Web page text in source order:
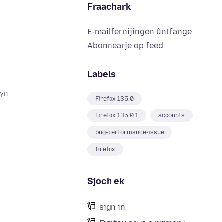
Fraachark
E-mailfernijingen ûntfange
Abonnearje op feed
Labels
Firefox 135.0
Firefox 135.0.1 accounts
bug-performance-issue
firefox
Sjoch ek
sign in